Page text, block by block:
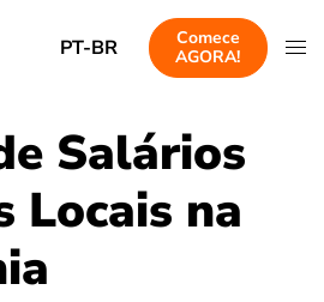
PT-BR
Comece
AGORA!
Salários
Locais na